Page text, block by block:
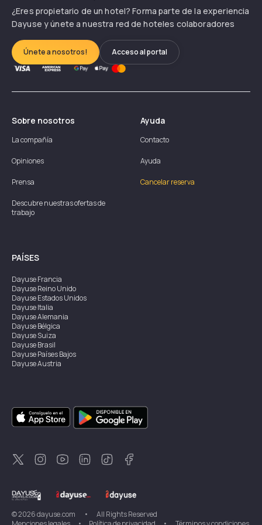
¿Eres propietario de un hotel? Forma parte de la experiencia
Dayuse y únete a nuestra red de hoteles colaboradores
Únete a nosotros! Acceso al portal
Sobre nosotros
La compañía
Opiniones
Prensa
Descubre nuestras ofertas de
trabajo
Ayuda
Contacto
Ayuda
Cancelar reserva
PAÍSES
DayuseFrancia
DayuseReino Unido
DayuseEstados Unidos
DayuseItalia
DayuseAlemania
DayuseBélgica
DayuseSuiza
DayuseBrasil
DayusePaíses Bajos
DayuseAustria
DayuseSingapur
DayuseSuecia
DayuseTailandia
DayuseNueva Zelanda
DayuseTurquía
©2026dayuse.com •
All Rights Reserved